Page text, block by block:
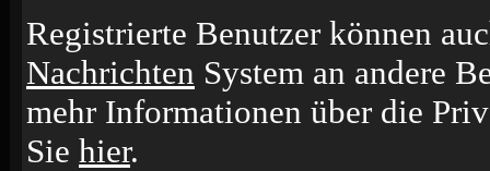
Registrierte Benutzer können
Nachrichten System an andere
mehr Informationen über die
Sie hier.